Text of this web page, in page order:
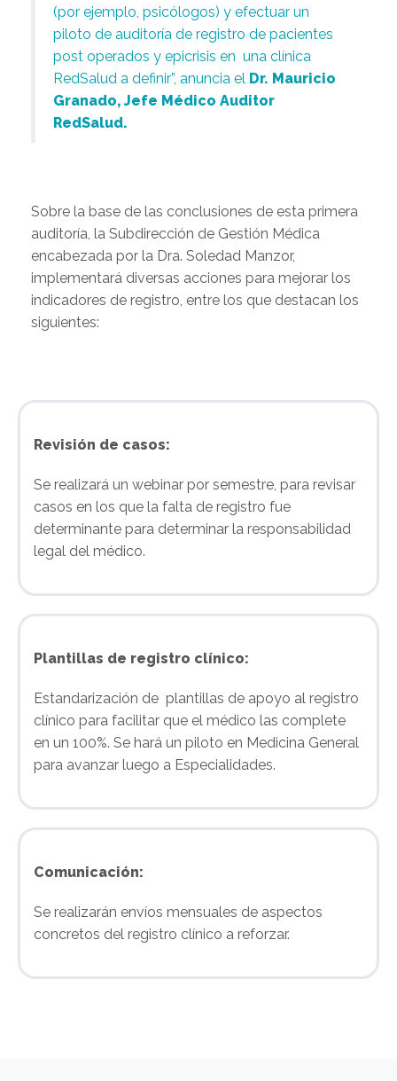
(por ejemplo, psicólogos) y efectuar un
piloto de auditoría de registro de pacientes
post operados y epicrisis en una clínica
RedSalud a definir”, anuncia el Dr. Mauricio
Granado, Jefe Médico Auditor
RedSalud.
Sobre la base de las conclusiones de esta primera
auditoría, la Subdirección de Gestión Médica
encabezada por la Dra. Soledad Manzor,
implementará diversas acciones para mejorar los
indicadores de registro, entre los que destacan los
siguientes:
Revisión de casos:
Se realizará un webinar por semestre, para revisar
casos en los que la falta de registro fue
determinante para determinar la responsabilidad
legal del médico.
Plantillas de registro clínico:
Estandarización de plantillas de apoyo al registro
clínico para facilitar que el médico las complete
en un 100%. Se hará un piloto en Medicina General
para avanzar luego a Especialidades.
Comunicación:
Se realizarán envíos mensuales de aspectos
concretos del registro clínico a reforzar.